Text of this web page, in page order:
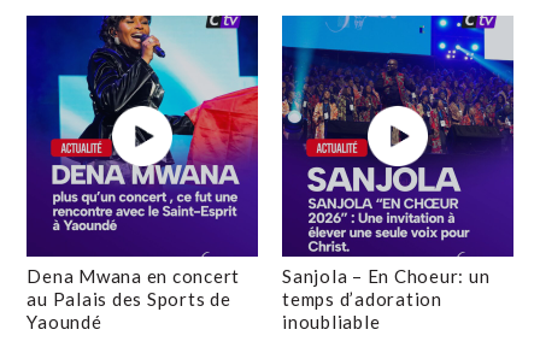
Dena Mwana en concert
au Palais des Sports de
Yaoundé
Sanjola – En Choeur: un
temps d’adoration
inoubliable